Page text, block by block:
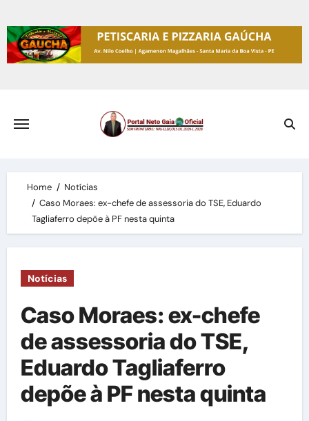
to
content
Home
Notícias
Caso Moraes: ex-chefe de assessoria do TSE, Eduardo
Tagliaferro depõe à PF nesta quinta
Notícias
Caso Moraes: ex-chefe
de assessoria do TSE,
Eduardo Tagliaferro
depõe à PF nesta quinta